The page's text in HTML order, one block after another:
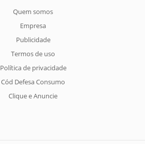
Quem somos
Empresa
Publicidade
Termos de uso
Política de privacidade
Cód Defesa Consumo
Clique e Anuncie